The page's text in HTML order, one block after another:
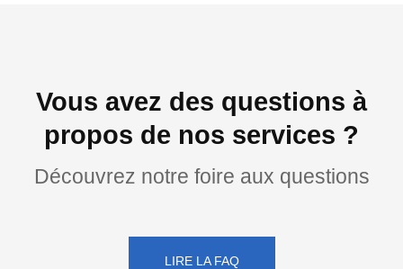
Vous avez des questions à
propos de nos services ?
Découvrez notre foire aux questions
LIRE LA FAQ